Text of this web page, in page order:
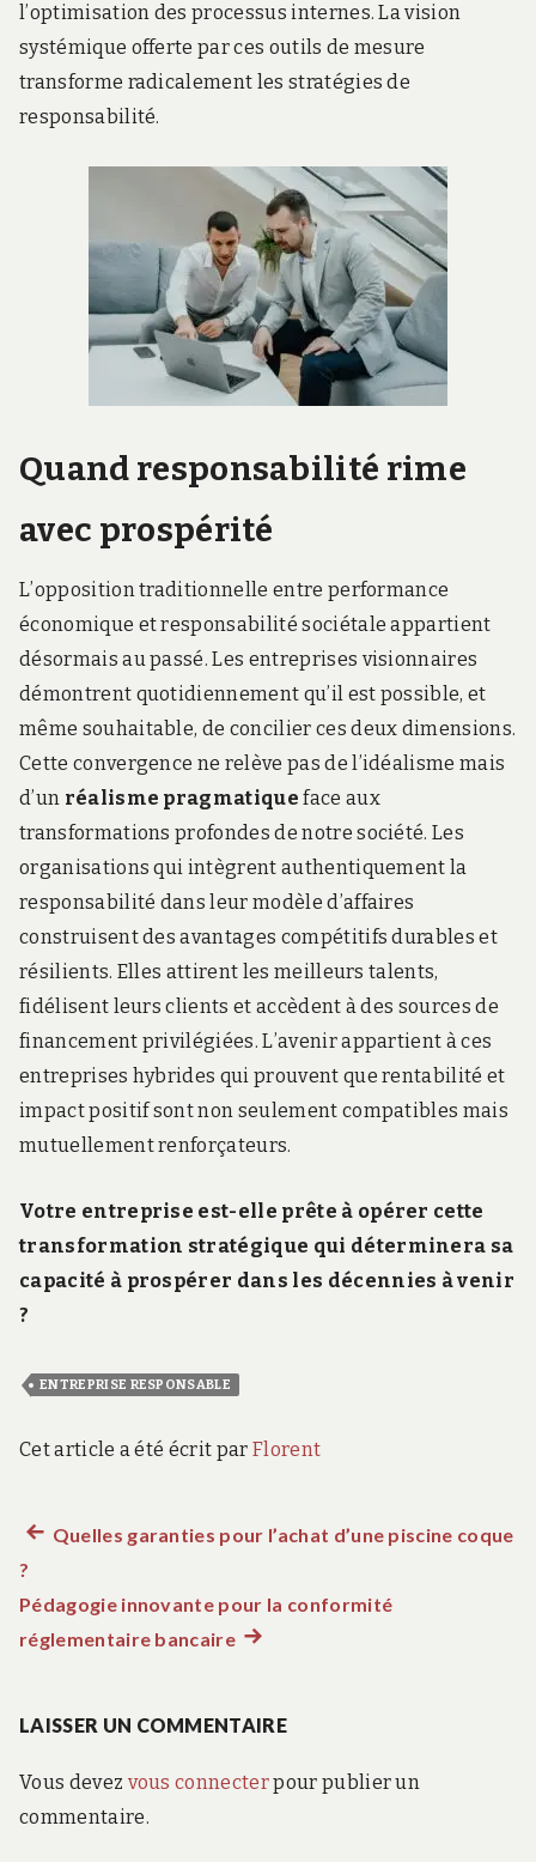
l’optimisation des processus internes. La vision
systémique offerte par ces outils de mesure
transforme radicalement les stratégies de
responsabilité.
Quand responsabilité rime
avec prospérité
L’opposition traditionnelle entre performance
économique et responsabilité sociétale appartient
désormais au passé. Les entreprises visionnaires
démontrent quotidiennement qu’il est possible, et
même souhaitable, de concilier ces deux dimensions.
Cette convergence ne relève pas de l’idéalisme mais
d’un réalisme pragmatique face aux
transformations profondes de notre société. Les
organisations qui intègrent authentiquement la
responsabilité dans leur modèle d’affaires
construisent des avantages compétitifs durables et
résilients. Elles attirent les meilleurs talents,
fidélisent leurs clients et accèdent à des sources de
financement privilégiées. L’avenir appartient à ces
entreprises hybrides qui prouvent que rentabilité et
impact positif sont non seulement compatibles mais
mutuellement renforçateurs.
Votre entreprise est-elle prête à opérer cette
transformation stratégique qui déterminera sa
capacité à prospérer dans les décennies à venir
?
ENTREPRISE RESPONSABLE
Cet article a été écrit par Florent
Navigation
de
Article
Quelles garanties pour l’achat d’une piscine coque
?
Pédagogie innovante pour la conformité
réglementaire bancaireArticle
LAISSER UN COMMENTAIRE
Vous devez vous connecterpour publier un
commentaire.